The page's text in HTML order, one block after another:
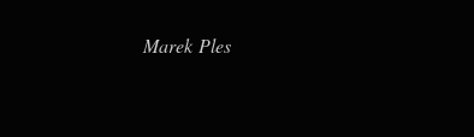
Marek Ples